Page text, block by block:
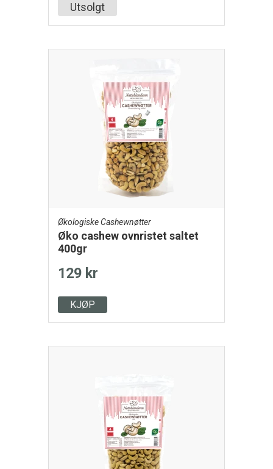
Utsolgt
Økologiske Cashewnøtter
Øko cashew ovnristet saltet
400gr
129 kr
KJØP